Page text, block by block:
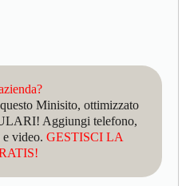
Minisito, ottimizzato
Aggiungi telefono,
e video.GESTISCI LA